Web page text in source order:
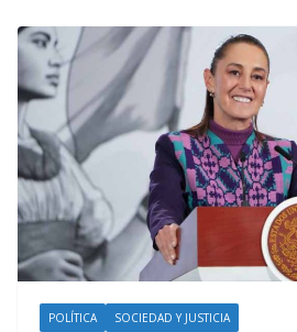
POLÍTICA SOCIEDAD Y JUSTICIA